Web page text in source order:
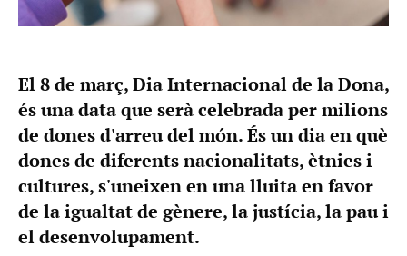
El 8 de març, Dia Internacional de la Dona,
és una data que serà celebrada per milions
de dones d'arreu del món. És un dia en què
dones de diferents nacionalitats, ètnies i
cultures, s'uneixen en una lluita en favor
de la igualtat de gènere, la justícia, la pau i
el desenvolupament.